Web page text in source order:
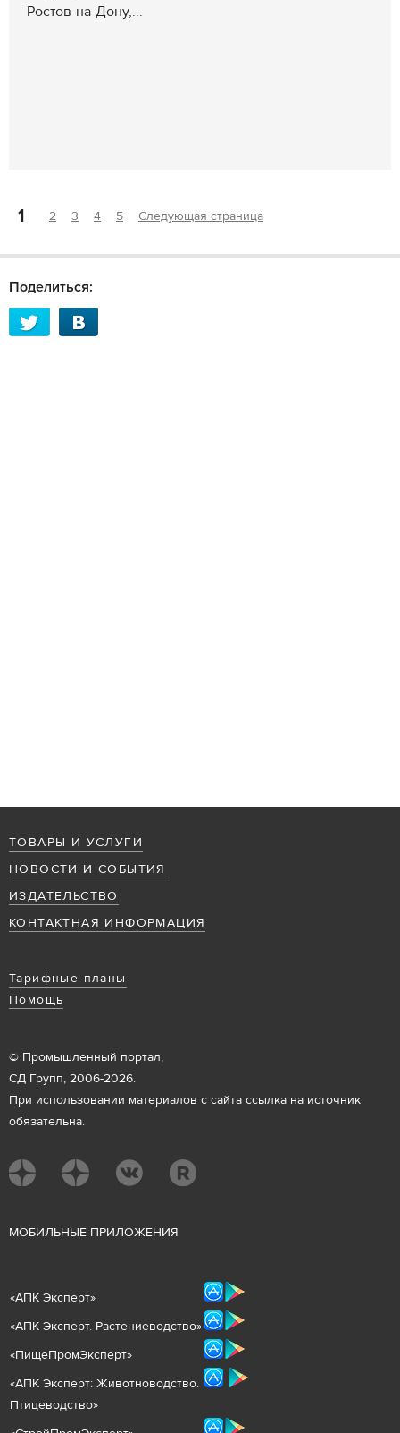
Ростов-на-Дону,...
1 2 3 4 5 Следующая страница
Поделиться:
ТОВАРЫ И УСЛУГИ
НОВОСТИ И СОБЫТИЯ
ИЗДАТЕЛЬСТВО
КОНТАКТНАЯ ИНФОРМАЦИЯ
Тарифные планы
Помощь
© Промышленный портал,
СД Групп, 2006-2026.
При использовании материалов с сайта ссылка на источник
обязательна.
МОБИЛЬНЫЕ ПРИЛОЖЕНИЯ
«АПК Эксперт»
«АПК Эксперт. Растениеводство»
«ПищеПромЭксперт»
«АПК Эксперт: Животноводство.
Птицеводство»